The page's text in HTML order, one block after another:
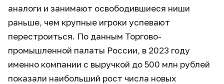
аналоги и занимают освободившиеся ниши
раньше, чем крупные игроки успевают
перестроиться. По данным Торгово-
промышленной палаты России, в 2023 году
именно компании с выручкой до 500 млн рублей
показали наибольший рост числа новых